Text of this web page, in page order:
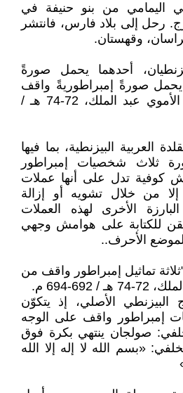
اليمامي من بنو حنيفة في
رحل إلى بلاد فارس، فانتشر
وقهستان.
أحدهما يحمل صورةً
يحمل صورةً إمبراطوريةً واقف
ايضا ، من عهد الخليفة الأموي عبد الملك، 72-74 هـ /
العربية البيزنطية، بما فيها
ثلاث شخصيات إمبراطور
كوفية تدل على أنها عملات
من خلال تشويه أو إزالة
الأخرى لهذه العملات
للكتابة على هوامش وجهي
الأحرف..
تماثيل إمبراطور واقف من
694 م.
البيزنطي الأصلي، إذ يتكوّن
إمبراطور واقف على الوجه
صولجان ينتهي بكرة فوق
«بسم الله لا إله إلا الله